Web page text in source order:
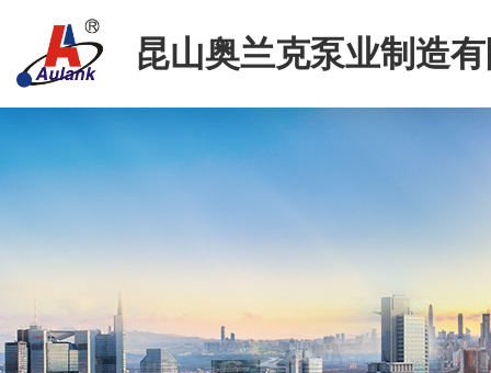
昆山奥兰克泵业制造